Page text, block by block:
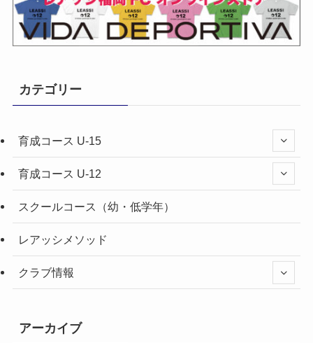
カテゴリー
育成コース U-15
育成コース U-12
スクールコース（幼・低学年）
レアッシメソッド
クラブ情報
アーカイブ